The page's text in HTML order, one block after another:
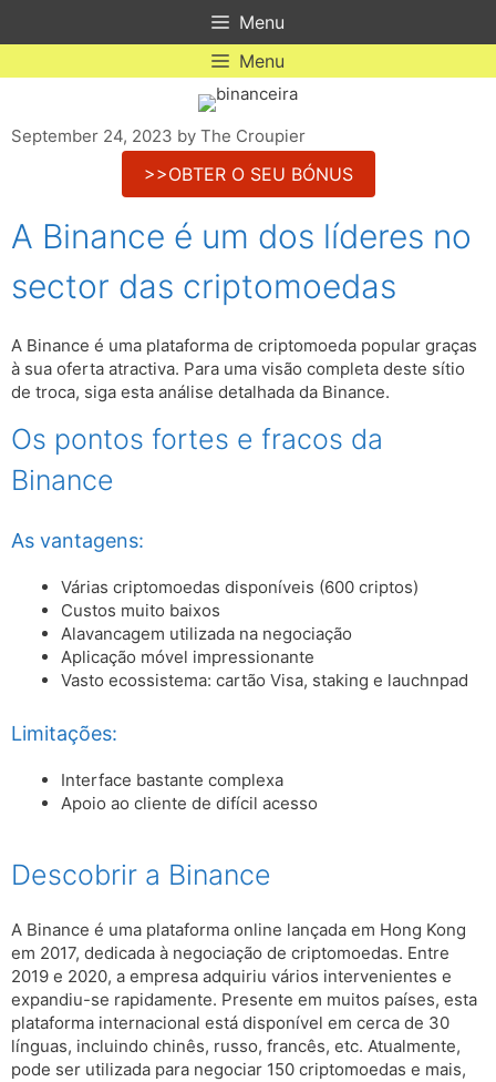
Menu
Menu
September 24, 2023 by The Croupier
>>OBTER O SEU BÓNUS
A Binance é um dos líderes no
sector das criptomoedas
A Binance é uma plataforma de criptomoeda popular graças
à sua oferta atractiva. Para uma visão completa deste sítio
de troca, siga esta análise detalhada da Binance.
Os pontos fortes e fracos da
Binance
As vantagens:
Várias criptomoedas disponíveis (600 criptos)
Custos muito baixos
Alavancagem utilizada na negociação
Aplicação móvel impressionante
Vasto ecossistema: cartão Visa, staking e lauchnpad
Limitações:
Interface bastante complexa
Apoio ao cliente de difícil acesso
Descobrir a Binance
A Binance é uma plataforma online lançada em Hong Kong
em 2017, dedicada à negociação de criptomoedas. Entre
2019 e 2020, a empresa adquiriu vários intervenientes e
expandiu-se rapidamente. Presente em muitos países, esta
plataforma internacional está disponível em cerca de 30
línguas, incluindo chinês, russo, francês, etc. Atualmente,
pode ser utilizada para negociar 150 criptomoedas e mais,